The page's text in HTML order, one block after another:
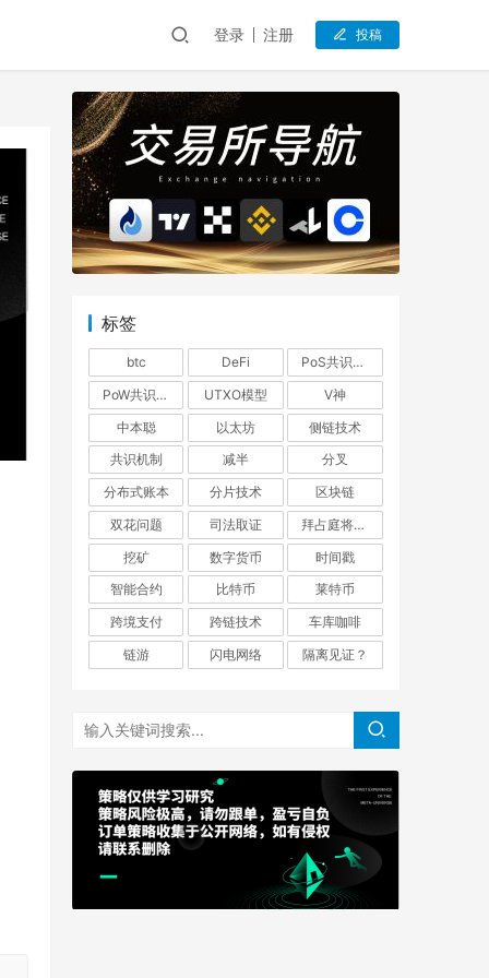
登录 注册 投稿
标签
btc DeFi
PoS共识机制
PoW共识机制
UTXO模型
V神
中本聪
以太坊
侧链技术
共识机制
减半
分叉
分布式账本
分片技术
区块链
双花问题
司法取证
拜占庭将军问题
挖矿
数字货币
时间戳
智能合约
比特币
莱特币
跨境支付
跨链技术
车库咖啡
链游
闪电网络 隔离见证？